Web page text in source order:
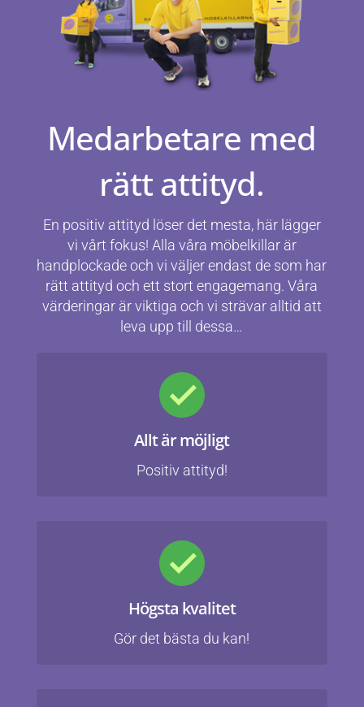
Medarbetare med
rätt attityd.
En positiv attityd löser det mesta, här lägger
vi vårt fokus! Alla våra möbelkillar är
handplockade och vi väljer endast de som har
rätt attityd och ett stort engagemang. Våra
värderingar är viktiga och vi strävar alltid att
leva upp till dessa…
Allt är möjligt
Positiv attityd!
Högsta kvalitet
Gör det bästa du kan!